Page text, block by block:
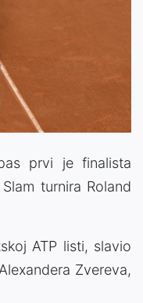
prvi je finalista
turnira Roland
ATP listi, slavio
Zvereva,